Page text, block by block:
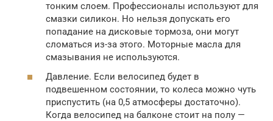
тонким слоем. Профессионалы используют для
смазки силикон. Но нельзя допускать его
попадание на дисковые тормоза, они могут
сломаться из-за этого. Моторные масла для
смазывания не используются.
Давление. Если велосипед будет в
подвешенном состоянии, то колеса можно чуть
приспустить (на 0,5 атмосферы достаточно).
Когда велосипед на балконе стоит на полу —